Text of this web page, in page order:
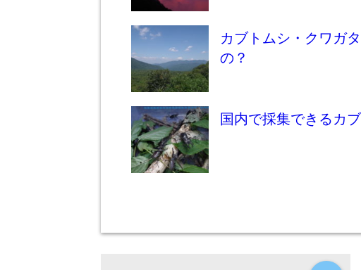
カブトムシ・クワガ
の？
国内で採集できるカ